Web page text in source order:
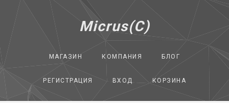
Micrus(C)
МАГАЗИН КОМПАНИЯ БЛОГ
РЕГИСТРАЦИЯ ВХОД КОРЗИНА